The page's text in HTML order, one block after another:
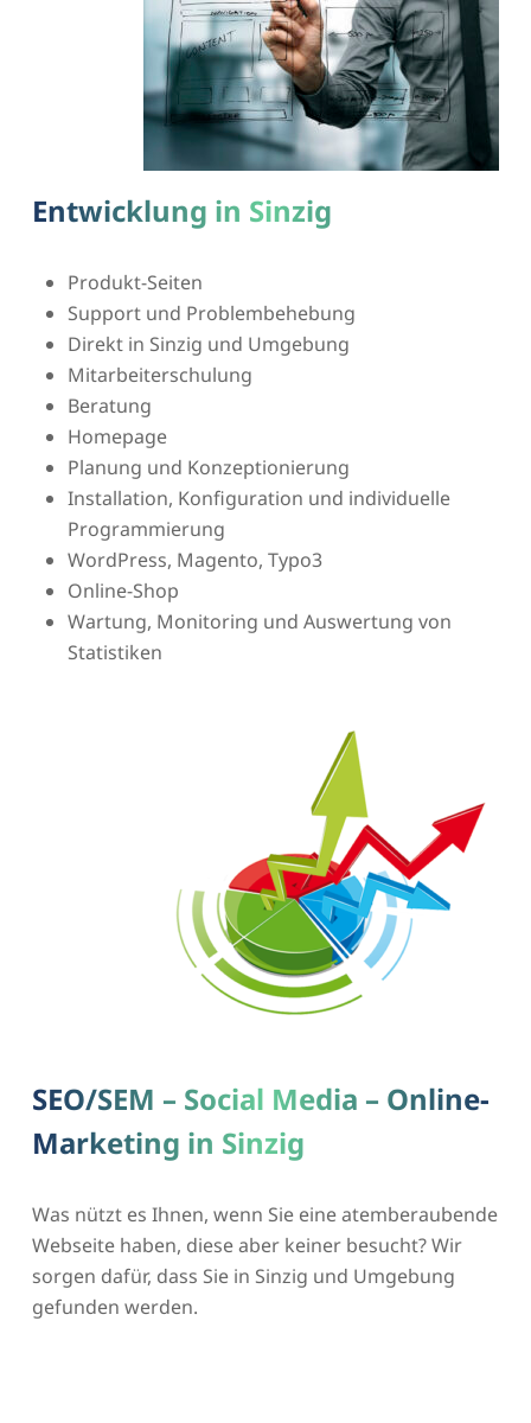
Entwicklung in Sinzig
Produkt-Seiten
Support und Problembehebung
Direkt in Sinzig und Umgebung
Mitarbeiterschulung
Beratung
Homepage
Planung und Konzeptionierung
Installation, Konfiguration und individuelle
Programmierung
WordPress, Magento, Typo3
Online-Shop
Wartung, Monitoring und Auswertung von
Statistiken
SEO/SEM – Social Media – Online-
Marketing in Sinzig
Was nützt es Ihnen, wenn Sie eine atemberaubende
Webseite haben, diese aber keiner besucht? Wir
sorgen dafür, dass Sie in Sinzig und Umgebung
gefunden werden.